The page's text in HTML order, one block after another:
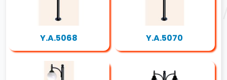
Y.A.5068 Y.A.5070